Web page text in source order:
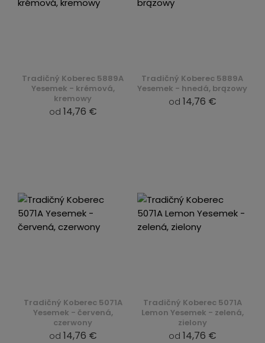
Tradičný Koberec 5889A
Yesemek - krémová,
kremowy
od 14,76 €
Tradičný Koberec 5889A
Yesemek - hnedá, brązowy
od 14,76 €
Tradičný Koberec 5071A
Yesemek - červená,
czerwony
od 14,76 €
Tradičný Koberec 5071A
Lemon Yesemek - zelená,
zielony
od 14,76 €